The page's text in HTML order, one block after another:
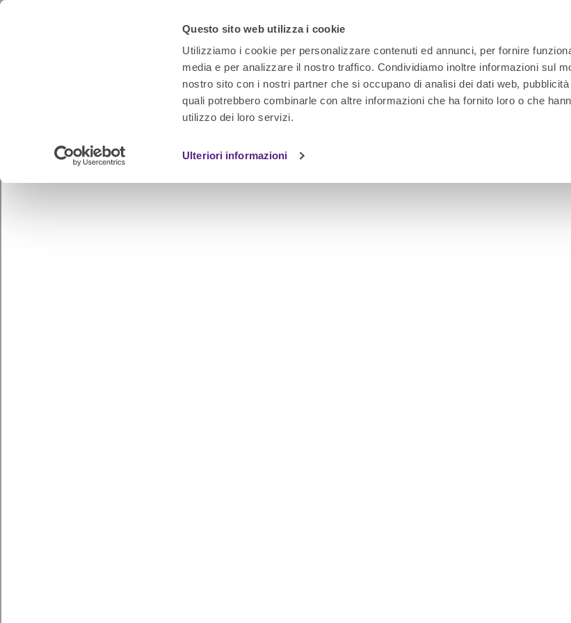
Questo sito web utilizza i cookie
Utilizziamo i cookie per personalizzare contenuti ed annunci, per fornire
media e per analizzare il nostro traffico. Condividiamo inoltre informazioni sul
nostro sito con i nostri partner che si occupano di analisi dei dati web,
quali potrebbero combinarle con altre informazioni che ha fornito loro o che
utilizzo dei loro servizi.
Ulteriori informazioni